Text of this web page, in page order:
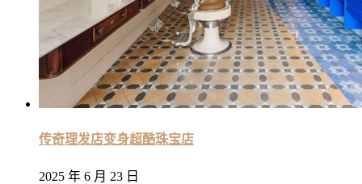
传奇理发店变身超酷珠宝店
2025 年 6 月 23 日